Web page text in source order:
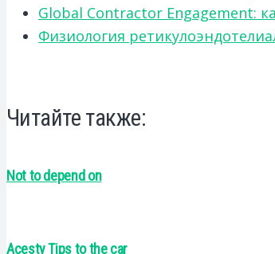
Global Contractor Engagement:
Физиология
Читайте также:
Not to depend on
Acesty Tips to the car